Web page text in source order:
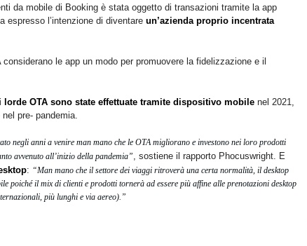
da mobile di Booking è stata oggetto di transazioni tramite la app
espresso l’intenzione di diventare un’azienda proprio incentrata
le app un modo per promuovere la fidelizzazione e il
OTA sono state effettuate tramite dispositivo mobile nel 2021,
pre- pandemia.
negli anni a venire man mano che le OTA migliorano e investono nei loro prodotti
avvenuto all’inizio della pandemia”, sostiene il rapporto Phocuswright. E
: “Man mano che il settore dei viaggi ritroverà una certa normalità, il desktop
poiché il mix di clienti e prodotti tornerà ad essere più affine alle prenotazioni desktop
più lunghi e via aereo).”